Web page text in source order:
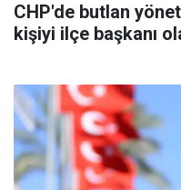
CHP'de butlan
kişiyi ilçe başkanı